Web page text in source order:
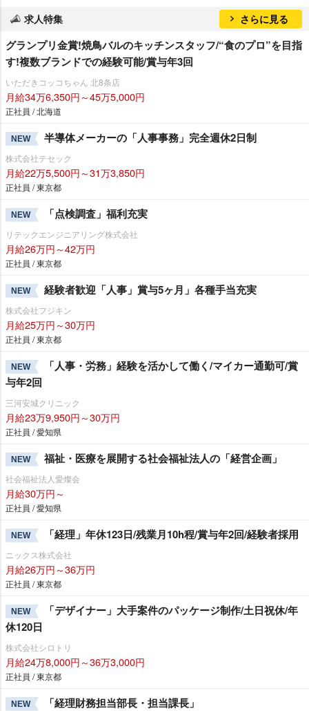
求人特集 さらに見る
グランプリ金賞!焼鳥バルのキッチンスタッフ/“食のプロ”を目指
す!複数ブランドでの経験可能/賞与年3回
いただきコッコちゃん 北8条店
月給34万6,350円～45万5,000円
正社員 / 北海道
NEW 半導体メーカーの「人事事務」完全週休2日制
株式会社テセック
月給22万5,500円～31万3,850円
正社員 / 東京都
NEW 「点検調査」福利充実
リテックエンジニアリング株式会社
月給26万円～42万円
正社員 / 東京都
NEW 経験者歓迎「人事」賞与5ヶ月」各種手当充実
株式会社フジキン
月給25万円～30万円
正社員 / 東京都
NEW
「人事・労務」経験を活かして働く/マイカー通勤可/賞
与年2回
三河安城クリニック
月給23万9,950円～30万円
正社員 / 愛知県
NEW 福祉・医療を展開する社会福祉法人の「経営企画」
社会福祉法人愛燦会
月給30万円～
正社員 / 愛知県
NEW 「経理」年休123日/残業月10h程/賞与年2回/経験者採用
ニックス株式会社
月給26万円～36万円
正社員 / 東京都
NEW
「デザイナー」大手案件のパッケージ制作/土日祝休/年
休120日
株式会社シロトリ
月給24万8,000円～36万3,000円
正社員 / 東京都
NEW 「経理財務担当部長・担当課長」